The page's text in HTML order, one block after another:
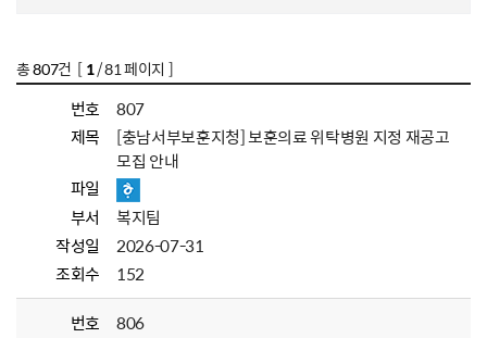
총807건 [ 1/ 81 페이지 ]
번호
807
제목
[충남서부보훈지청] 보훈의료 위탁병원 지정 재공고
모집 안내
파일
부서
복지팀
작성일
2026-07-31
조회수
152
번호
806